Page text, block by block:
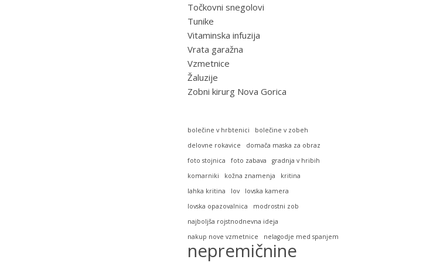
Točkovni snegolovi
Tunike
Vitaminska infuzija
Vrata garažna
Vzmetnice
Žaluzije
Zobni kirurg Nova Gorica
bolečine v hrbtenici
bolečine v zobeh
delovne rokavice
domača maska za obraz
foto stojnica
foto zabava
gradnja v hribih
komarniki
kožna znamenja
kritina
lahka kritina
lov
lovska kamera
lovska opazovalnica
modrostni zob
najboljša rojstnodnevna ideja
nakup nove vzmetnice
nelagodje med spanjem
nepremičnine